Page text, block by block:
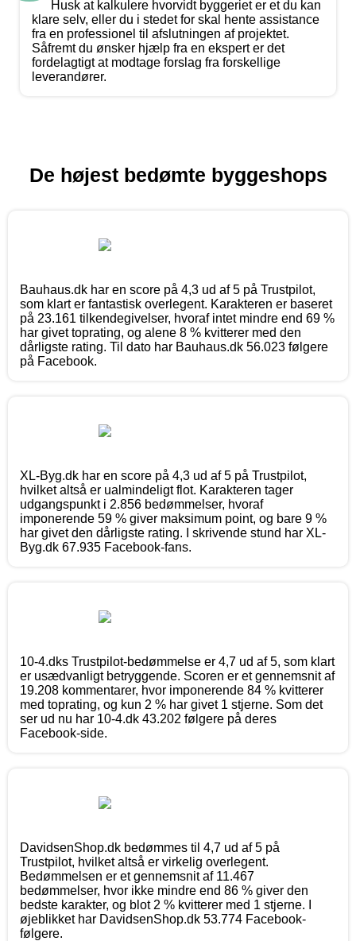
Husk at kalkulere hvorvidt byggeriet er et du kan
klare selv, eller du i stedet for skal hente assistance
fra en professionel til afslutningen af projektet.
Såfremt du ønsker hjælp fra en ekspert er det
fordelagtigt at modtage forslag fra forskellige
leverandører.
De højest bedømte byggeshops
Bauhaus.dk har en score på 4,3 ud af 5 på Trustpilot,
som klart er fantastisk overlegent. Karakteren er baseret
på 23.161 tilkendegivelser, hvoraf intet mindre end 69 %
har givet toprating, og alene 8 % kvitterer med den
dårligste rating. Til dato har Bauhaus.dk 56.023 følgere
på Facebook.
XL-Byg.dk har en score på 4,3 ud af 5 på Trustpilot,
hvilket altså er ualmindeligt flot. Karakteren tager
udgangspunkt i 2.856 bedømmelser, hvoraf
imponerende 59 % giver maksimum point, og bare 9 %
har givet den dårligste rating. I skrivende stund har XL-
Byg.dk 67.935 Facebook-fans.
10-4.dks Trustpilot-bedømmelse er 4,7 ud af 5, som klart
er usædvanligt betryggende. Scoren er et gennemsnit af
19.208 kommentarer, hvor imponerende 84 % kvitterer
med toprating, og kun 2 % har givet 1 stjerne. Som det
ser ud nu har 10-4.dk 43.202 følgere på deres
Facebook-side.
DavidsenShop.dk bedømmes til 4,7 ud af 5 på
Trustpilot, hvilket altså er virkelig overlegent.
Bedømmelsen er et gennemsnit af 11.467
bedømmelser, hvor ikke mindre end 86 % giver den
bedste karakter, og blot 2 % kvitterer med 1 stjerne. I
øjeblikket har DavidsenShop.dk 53.774 Facebook-
følgere.